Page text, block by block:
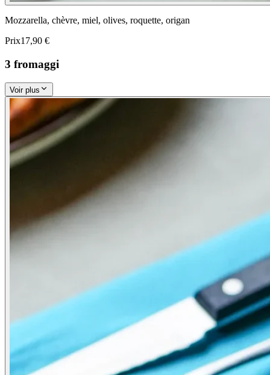
Mozzarella, chèvre, miel, olives, roquette, origan
Prix17,90 €
3 fromaggi
Voir plus